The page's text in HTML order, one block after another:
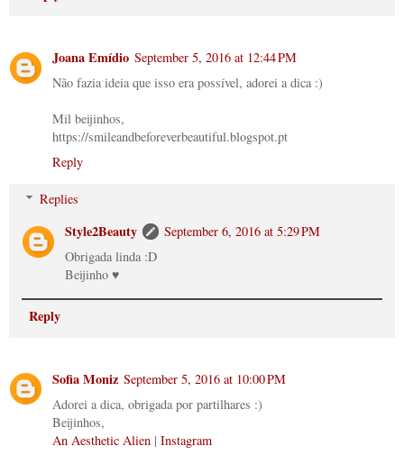
Joana Emídio September 5, 2016 at 12:44 PM
Não fazia ideia que isso era possível, adorei a dica :)
Mil beijinhos,
https://smileandbeforeverbeautiful.blogspot.pt
Reply
Replies
Style2Beauty
September 6, 2016 at 5:29 PM
Obrigada linda :D
Beijinho ♥
Reply
Sofia Moniz September 5, 2016 at 10:00 PM
Adorei a dica, obrigada por partilhares :)
Beijinhos,
An Aesthetic Alien | Instagram